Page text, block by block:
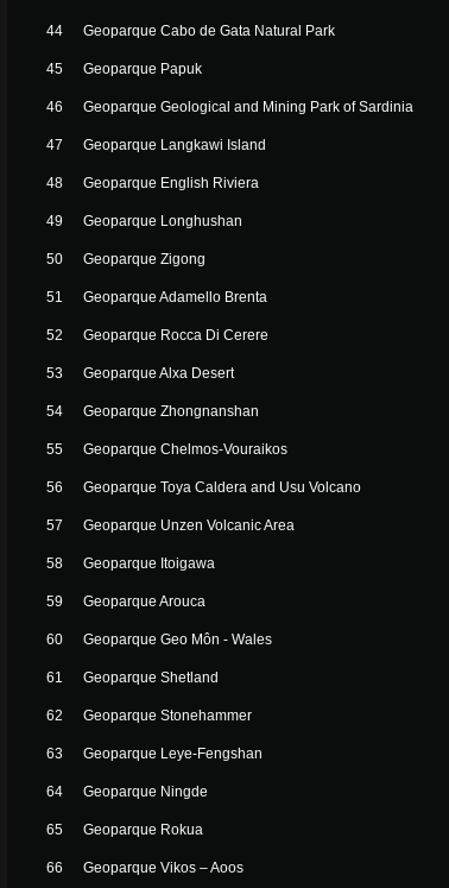
44 Geoparque Cabo de Gata Natural Park
45 Geoparque Papuk
46 Geoparque Geological and Mining Park of Sardinia
47 Geoparque Langkawi Island
48 Geoparque English Riviera
49 Geoparque Longhushan
50 Geoparque Zigong
51 Geoparque Adamello Brenta
52 Geoparque Rocca Di Cerere
53 Geoparque Alxa Desert
54 Geoparque Zhongnanshan
55 Geoparque Chelmos-Vouraikos
56 Geoparque Toya Caldera and Usu Volcano
57 Geoparque Unzen Volcanic Area
58 Geoparque Itoigawa
59 Geoparque Arouca
60 Geoparque Geo Môn - Wales
61 Geoparque Shetland
62 Geoparque Stonehammer
63 Geoparque Leye-Fengshan
64 Geoparque Ningde
65 Geoparque Rokua
66 Geoparque Vikos – Aoos